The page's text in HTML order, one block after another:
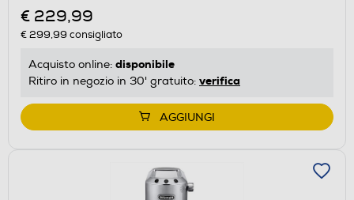
€ 229,99
€ 299,99 consigliato
Acquisto online: disponibile
Ritiro in negozio in 30' gratuito: verifica
AGGIUNGI